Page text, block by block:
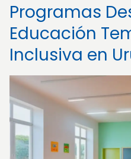
Programas
Educación
Inclusiva en